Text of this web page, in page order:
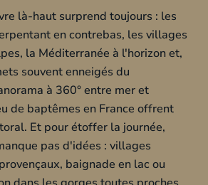
là-haut surprend toujours : les
en contrebas, les villages
la Méditerranée à l'horizon et,
souvent enneigés du
à 360° entre mer et
de baptêmes en France offrent
Et pour étoffer la journée,
pas d'idées : villages
baignade en lac ou